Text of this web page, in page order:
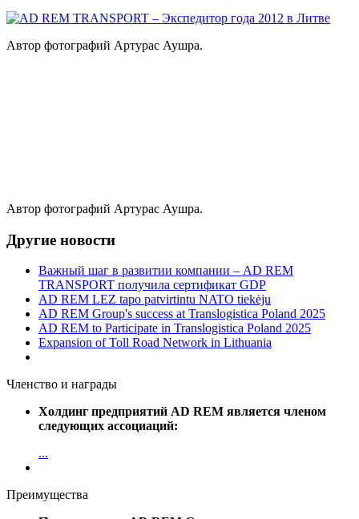
Автор фотографий Артурас Аушра.
Автор фотографий Артурас Аушра.
Другие новости
Важный шаг в развитии компании – AD REM
TRANSPORT получила сертификат GDP
AD REM LEZ tapo patvirtintu NATO tiekėju
AD REM Group's success at Translogistica Poland 2025
AD REM to Participate in Translogistica Poland 2025
Expansion of Toll Road Network in Lithuania
Членство и награды
Холдинг предприятий AD REM является членом
следующих ассоциаций:
...
Преимущества